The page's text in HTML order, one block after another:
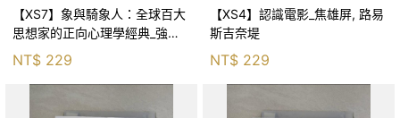
【XS7】象與騎象人：全球百大
思想家的正向心理學經典_強納
NT$ 229
【XS4】認識電影_焦雄屏, 路易
斯吉奈堤
NT$ 229